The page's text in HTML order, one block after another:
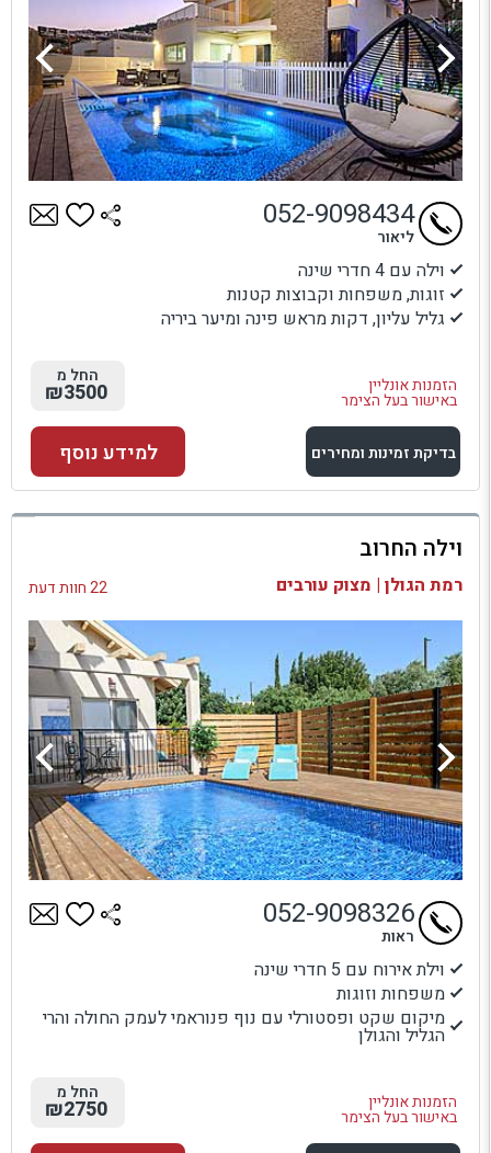
וילה עם 4 חדרי שינה
זוגות, משפחות וקבוצות קטנות
גליל עליון, דקות מראש פינה ומיער ביריה
הזמנות אונליין
באישור בעל הצימר
052-9098434
ליאור
החל מ
₪3500
בדיקת זמינות ומחירים
למתחם זה
בדיקת זמינות ומחירים
למידע נוסף
וילה החרוב
רמת הגולן | מצוק עורבים 22 חוות דעת
וילת אירוח עם 5 חדרי שינה
משפחות וזוגות
מיקום שקט ופסטורלי עם נוף פנוראמי לעמק החולה והרי
הגליל והגולן
הזמנות אונליין
באישור בעל הצימר
052-9098326
ראות
החל מ
₪2750